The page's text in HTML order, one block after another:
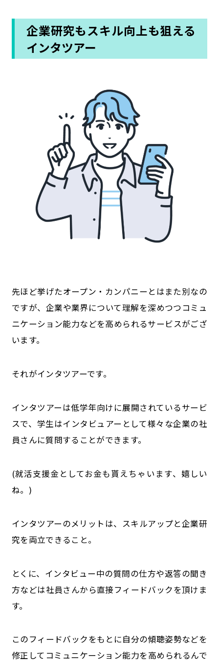
企業研究もスキル向上も狙える
インタツアー
先ほど挙げたオープン・カンパニーとはまた別なの
ですが、企業や業界について理解を深めつつコミュ
ニケーション能力などを高められるサービスがござ
います。
それがインタツアーです。
インタツアーは低学年向けに展開されているサービ
スで、学生はインタビュアーとして様々な企業の社
員さんに質問することができます。
(就活支援金としてお金も貰えちゃいます、嬉しい
ね。)
インタツアーのメリットは、スキルアップと企業研
究を両立できること。
とくに、インタビュー中の質問の仕方や返答の聞き
方などは社員さんから直接フィードバックを頂けま
す。
このフィードバックをもとに自分の傾聴姿勢などを
修正してコミュニケーション能力を高められるんで